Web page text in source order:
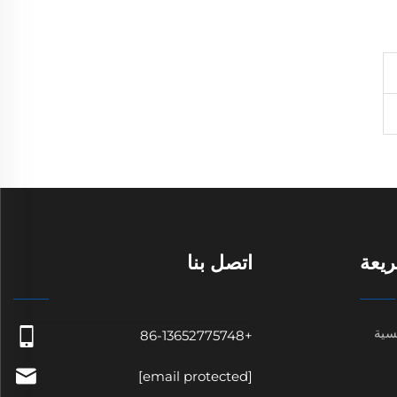
اتصل بنا
+86-13652775748
[email protected]